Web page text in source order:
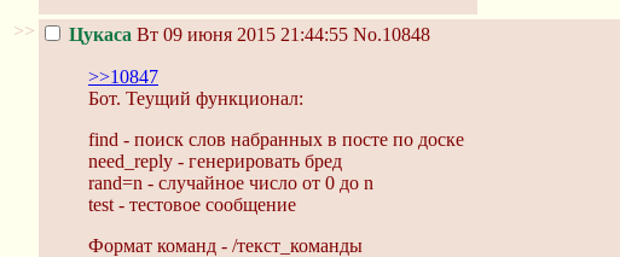
>> Цукаса Вт 09 июня 2015 21:44:55 No.10848
>>10847
Бот. Теущий функционал:
find - поиск слов набранных в посте по доске
need_reply - генерировать бред
rand=n - случайное число от 0 до n
test - тестовое сообщение
Формат команд - /текст_команды